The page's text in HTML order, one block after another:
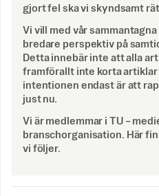
gjort fel ska vi skyndsamt
Vi vill med vår
bredare perspektiv på
Detta innebär inte att alla
framförallt inte korta
intentionen endast är att
just nu.
Vi är medlemmar i TU –
branschorganisation. Här
vi följer.